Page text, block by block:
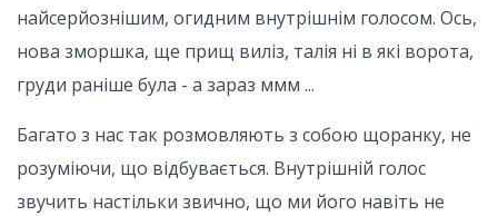
найсерйознішим, огидним внутрішнім голосом. Ось,
нова зморшка, ще прищ виліз, талія ні в які ворота,
груди раніше була - а зараз ммм ...
Багато з нас так розмовляють з собою щоранку, не
розуміючи, що відбувається. Внутрішній голос
звучить настільки звично, що ми його навіть не